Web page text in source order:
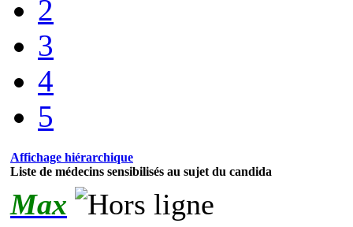
2
3
4
5
Affichage hiérarchique
Liste de médecins sensibilisés au sujet du candida
Max